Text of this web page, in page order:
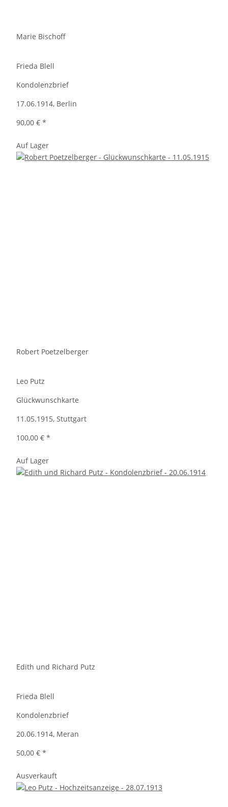
Marie Bischoff
Frieda Blell
Kondolenzbrief
17.06.1914, Berlin
90,00 € *
Auf Lager
Robert Poetzelberger
Leo Putz
Glückwunschkarte
11.05.1915, Stuttgart
100,00 € *
Auf Lager
Edith und Richard Putz
Frieda Blell
Kondolenzbrief
20.06.1914, Meran
50,00 € *
Ausverkauft